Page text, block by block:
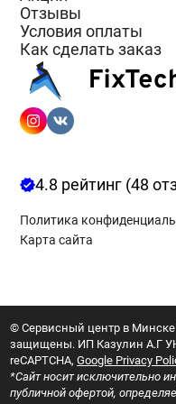
Отзывы
Условия оплаты
Как сделать заказ
4.8 рейтинг (48
Политика
Карта сайта
© Сервисный центр в Минске
защищены. ИП Казулин А.Г
reCAPTCHA,Google Privacy
*Сайт носит исключительно
публичной офертой,